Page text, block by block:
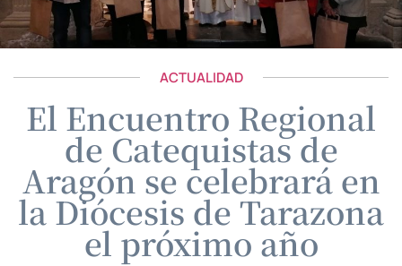
ACTUALIDAD
El Encuentro Regional
de Catequistas de
Aragón se celebrará en
la Diócesis de Tarazona
el próximo año